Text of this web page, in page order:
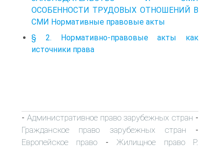
ОСОБЕННОСТИ ТРУДОВЫХ ОТНОШЕНИЙ В
СМИ Нормативные правовые акты
§ 2. Нормативно-правовые акты как
источники права
- Административное право зарубежных стран -
Гражданское право зарубежных стран -
Европейское право - Жилищное право Р.